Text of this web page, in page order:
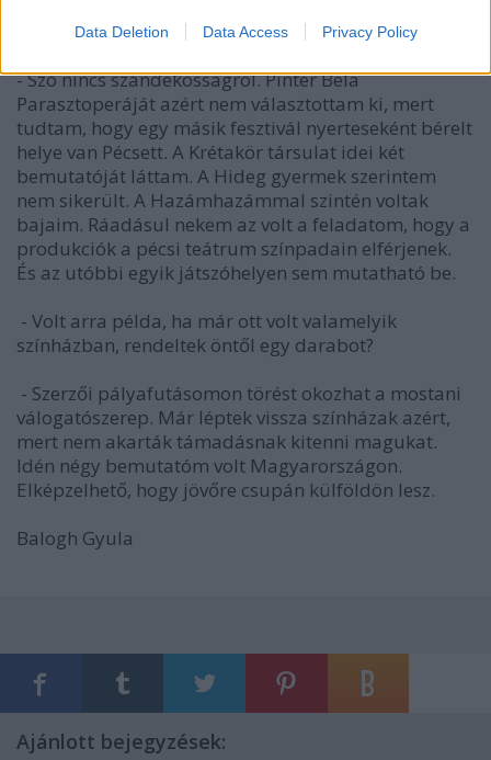
Data Deletion Data Access Privacy Policy
produkció?
-­ Szó nincs szándékosságról. Pintér Béla
Parasztoperáját azért nem választottam ki, mert
tudtam, hogy egy másik fesztivál nyerteseként bérelt
helye van Pécsett. A Krétakör társulat idei két
bemutatóját láttam. A Hideg gyermek szerintem
nem sikerült. A Hazámhazámmal szintén voltak
bajaim. Ráadásul nekem az volt a feladatom, hogy a
produkciók a pécsi teátrum színpadain elférjenek.
És az utóbbi egyik játszóhelyen sem mutatható be.
- Volt arra példa, ha már ott volt valamelyik
színházban, rendeltek öntől egy darabot?
­ - Szerzői pályafutásomon törést okozhat a mostani
válogatószerep. Már léptek vissza színházak azért,
mert nem akarták támadásnak kitenni magukat.
Idén négy bemutatóm volt Magyarországon.
Elképzelhető, hogy jövőre csupán külföldön lesz.
Balogh Gyula
Ajánlott bejegyzések: